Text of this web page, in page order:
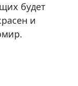
будет
и